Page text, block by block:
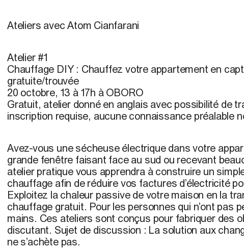
Ateliers avec Atom Cianfarani
Atelier #1
Chauffage DIY : Chauffez votre appartement en
gratuite/trouvée
20 octobre, 13 à 17h à OBORO
Gratuit, atelier donné en anglais avec possibilité de
inscription requise, aucune connaissance préalable
Avez-vous une sécheuse électrique dans votre
grande fenêtre faisant face au sud ou recevant
atelier pratique vous apprendra à construire un
chauffage afin de réduire vos factures d’électricité
Exploitez la chaleur passive de votre maison en la
chauffage gratuit. Pour les personnes qui n’ont pas
mains. Ces ateliers sont conçus pour fabriquer des
discutant. Sujet de discussion : La solution aux
ne s’achète pas.